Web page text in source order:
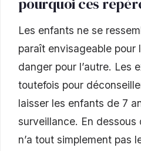
Les enfants ne se
paraît envisageable pour
danger pour l’autre. Les
toutefois pour
laisser les enfants de 7
surveillance. En
n’a tout simplement pas